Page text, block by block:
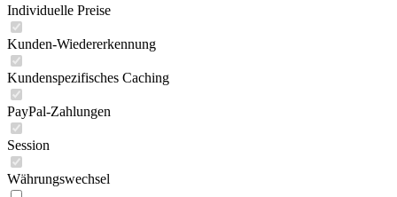
Individuelle Preise
Kunden-Wiedererkennung
Kundenspezifisches Caching
PayPal-Zahlungen
Session
Währungswechsel